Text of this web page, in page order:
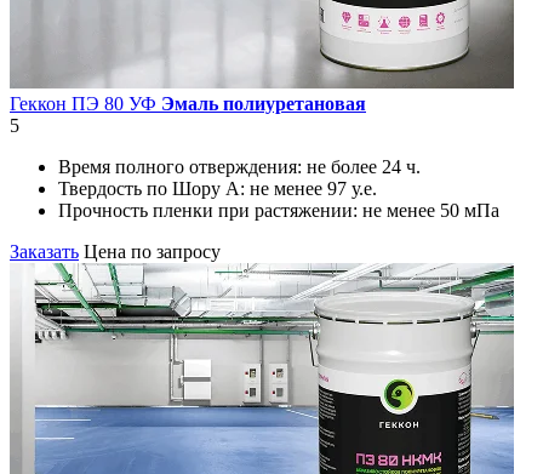
Геккон ПЭ 80 УФ Эмаль полиуретановая
5
Время полного отверждения: не более 24 ч.
Твердость по Шору А: не менее 97 у.е.
Прочность пленки при растяжении: не менее 50 мПа
Заказать Цена по запросу